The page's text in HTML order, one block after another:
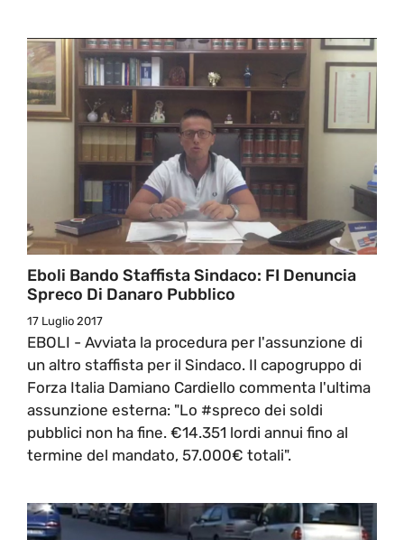
Eboli Bando Staffista Sindaco: FI Denuncia
Spreco Di Danaro Pubblico
17 Luglio 2017
EBOLI - Avviata la procedura per l'assunzione di
un altro staffista per il Sindaco. Il capogruppo di
Forza Italia Damiano Cardiello commenta l'ultima
assunzione esterna: "Lo #spreco dei soldi
pubblici non ha fine. €14.351 lordi annui fino al
termine del mandato, 57.000€ totali".